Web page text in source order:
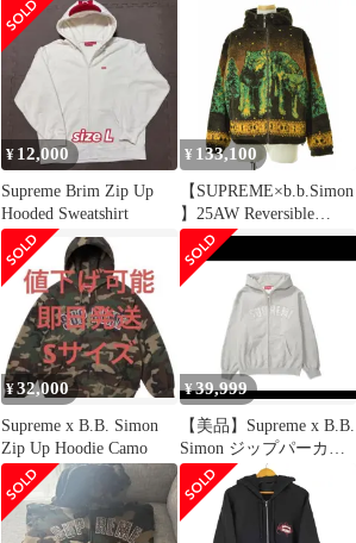
¥ 12,000
Supreme Brim Zip Up
Hooded Sweatshirt
¥ 133,100
【SUPREME×b.b.Simon
】25AW Reversible
Hooded Fleece Jacket
Brownフリースジャケ
ット
¥32,000
Supreme x B.B. Simon
Zip Up Hoodie Camo
¥39,999
【美品】Supreme x B.B.
Simon ジップパーカー
"グレー" L